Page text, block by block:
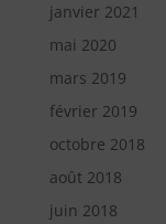
janvier 2021
mai 2020
mars 2019
février 2019
octobre 2018
août 2018
juin 2018